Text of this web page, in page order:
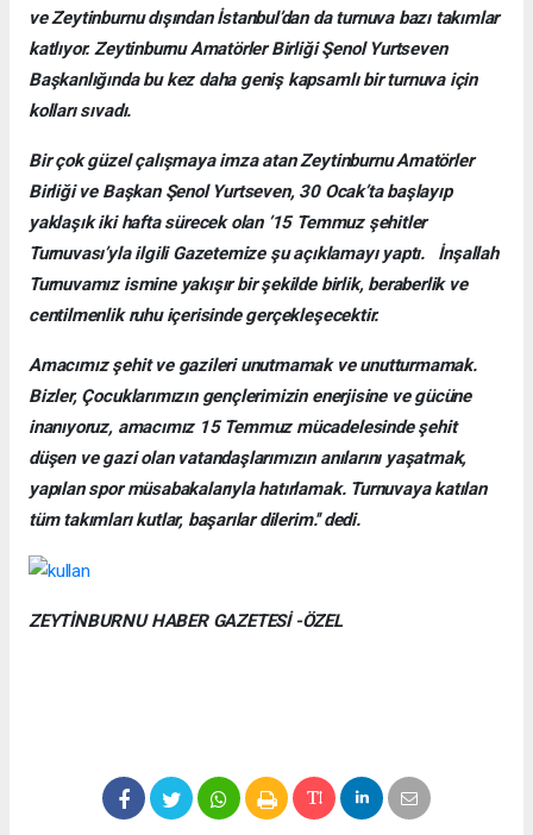
ve Zeytinburnu dışından İstanbul’dan da turnuva bazı takımlar
katlıyor. Zeytinburnu Amatörler Birliği Şenol Yurtseven
Başkanlığında bu kez daha geniş kapsamlı bir turnuva için
kolları sıvadı.
Bir çok güzel çalışmaya imza atan Zeytinburnu Amatörler
Birliği ve Başkan Şenol Yurtseven, 30 Ocak’ta başlayıp
yaklaşık iki hafta sürecek olan ’15 Temmuz şehitler
Turnuvası’yla ilgili Gazetemize şu açıklamayı yaptı. İnşallah
Turnuvamız ismine yakışır bir şekilde birlik, beraberlik ve
centilmenlik ruhu içerisinde gerçekleşecektir.
Amacımız şehit ve gazileri unutmamak ve unutturmamak.
Bizler, Çocuklarımızın gençlerimizin enerjisine ve gücüne
inanıyoruz, amacımız 15 Temmuz mücadelesinde şehit
düşen ve gazi olan vatandaşlarımızın anılarını yaşatmak,
yapılan spor müsabakalarıyla hatırlamak. Turnuvaya katılan
tüm takımları kutlar, başarılar dilerim.'' dedi.
ZEYTİNBURNU HABER GAZETESİ -ÖZEL